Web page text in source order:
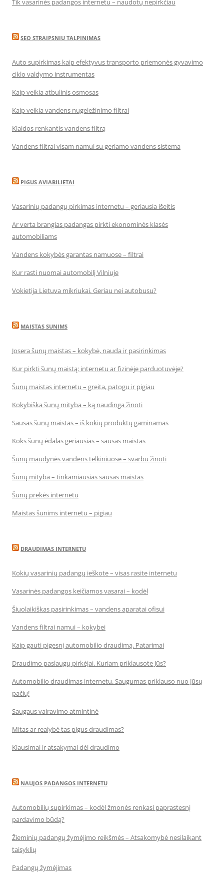
Tik vasarinės padangos internetu – naudotų nepirkčiau
SEO STRAIPSNIU TALPINIMAS
Auto supirkimas kaip efektyvus transporto priemonės gyvavimo
ciklo valdymo instrumentas
Kaip veikia atbulinis osmosas
Kaip veikia vandens nugeležinimo filtrai
Klaidos renkantis vandens filtrą
Vandens filtrai visam namui su geriamo vandens sistema
PIGUS AVIABILIETAI
Vasarinių padangų pirkimas internetu – geriausia išeitis
Ar verta brangias padangas pirkti ekonominės klasės
automobiliams
Vandens kokybės garantas namuose – filtrai
Kur rasti nuomai automobilį Vilniuje
Vokietija Lietuva mikriukai. Geriau nei autobusu?
MAISTAS SUNIMS
Josera šunų maistas – kokybė, nauda ir pasirinkimas
Kur pirkti šunų maistą: internetu ar fizinėje parduotuvėje?
Šunų maistas internetu – greita, patogu ir pigiau
Kokybiška šunų mityba – ką naudinga žinoti
Sausas šunų maistas – iš kokių produktų gaminamas
Koks šunų ėdalas geriausias – sausas maistas
Šunų maudynės vandens telkiniuose – svarbu žinoti
Šunų mityba – tinkamiausias sausas maistas
Šunų prekės internetu
Maistas šunims internetu – pigiau
DRAUDIMAS INTERNETU
Kokių vasarinių padangų ieškote – visas rasite internetu
Vasarinės padangos keičiamos vasarai – kodėl
Šiuolaikiškas pasirinkimas – vandens aparatai ofisui
Vandens filtrai namui – kokybei
Kaip gauti pigesnį automobilio draudimą. Patarimai
Draudimo paslaugų pirkėjai. Kuriam priklausote Jūs?
Automobilio draudimas internetu. Saugumas priklauso nuo Jūsų
pačių!
Saugaus vairavimo atmintinė
Mitas ar realybė tas pigus draudimas?
Klausimai ir atsakymai dėl draudimo
NAUJOS PADANGOS INTERNETU
Automobilių supirkimas – kodėl žmonės renkasi paprastesnį
pardavimo būdą?
Žieminių padangų žymėjimo reikšmės – Atsakomybė nesilaikant
taisyklių
Padangų žymėjimas